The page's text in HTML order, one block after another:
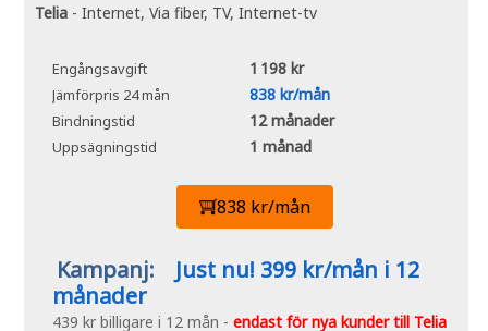
Telia - Internet, Via fiber, TV, Internet-tv
Engångsavgift 1 198 kr
Jämförpris 24 mån 838 kr/mån
Bindningstid 12 månader
Uppsägningstid 1 månad
838 kr/mån
Kampanj:
Just nu! 399 kr/mån i 12
månader
439 kr billigare i 12 mån - endast för nya kunder till Telia